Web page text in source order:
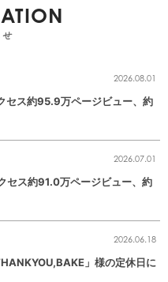
せ
2026.08.01
セス約95.9万ページビュー、約
2026.07.01
セス約91.0万ページビュー、約
2026.06.18
」様の定休日に